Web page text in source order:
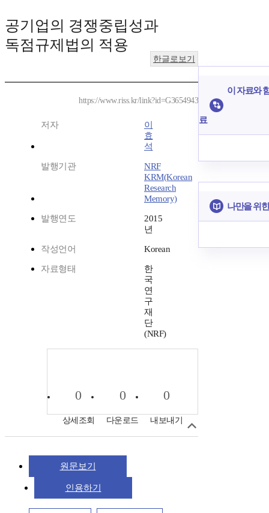
공기업의 경쟁중립성과
독점규제법의 적용
한글로보기
https://www.riss.kr/link?id=G3654943
저자
이
효
석
발행기관
NRF
KRM(Korean
Research
Memory)
발행연도
2015
년
작성언어 Korean
자료형태
한
국
연
구
재
단
(NRF)
0
상세조회
0
다운로드
0
내보내기
원문보기
인용하기
이 자료와
료
나만을 위